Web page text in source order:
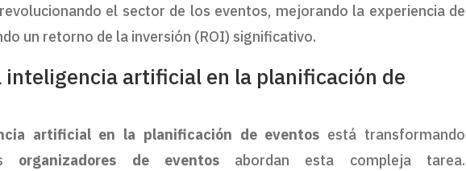
el sector de los eventos, mejorando la experiencia de
un retorno de la inversión (ROI) significativo.
inteligencia artificial en la planificación de
artificial en la planificación de eventos está transformando
organizadores de eventosabordan esta compleja tarea.